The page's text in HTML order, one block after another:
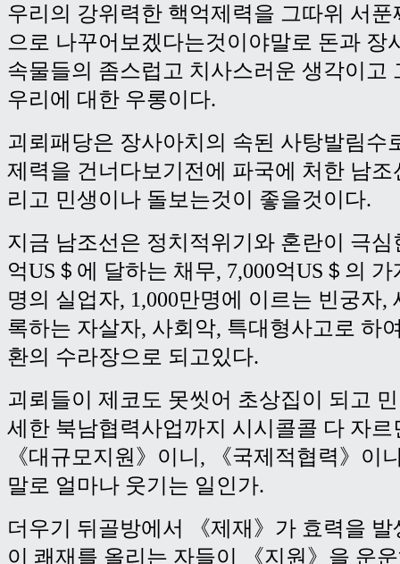
우리의 강위력한 핵억제력을 그따위 서
으로 나꾸어보겠다는것이야말로 돈과 장
속물들의 좀스럽고 치사스러운 생각이고
우리에 대한 우롱이다.
괴뢰패당은 장사아치의 속된 사탕발림수
제력을 건너다보기전에 파국에 처한 남
리고 민생이나 돌보는것이 좋을것이다.
지금 남조선은 정치적위기와 혼란이 극심
억US＄에 달하는 채무, 7,000억US＄의
명의 실업자, 1,000만명에 이르는 빈궁자,
록하는 자살자, 사회악, 특대형사고로 하
환의 수라장으로 되고있다.
괴뢰들이 제코도 못씻어 초상집이 되고
세한 북남협력사업까지 시시콜콜 다 자르
《대규모지원》이니, 《국제적협력》이
말로 얼마나 웃기는 일인가.
더우기 뒤골방에서 《제재》가 효력을
이 쾌재를 올리는 자들이 《지원》을 운